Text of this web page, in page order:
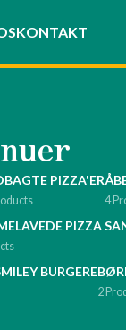
KONTAKT
PIZZA'ER
4
PIZZA
BURGERE
2